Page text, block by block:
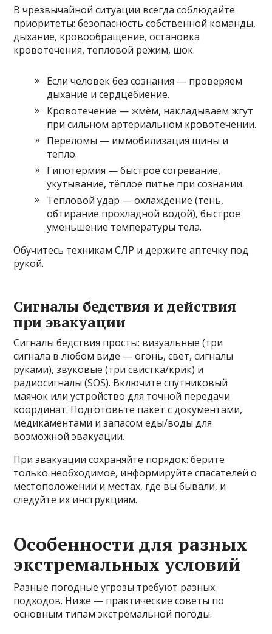
В чрезвычайной ситуации всегда соблюдайте
приоритеты: безопасность собственной команды,
дыхание, кровообращение, остановка
кровотечения, тепловой режим, шок.
Если человек без сознания — проверяем
дыхание и сердцебиение.
Кровотечение — жмём, накладываем жгут
при сильном артериальном кровотечении.
Переломы — иммобилизация шины и
тепло.
Гипотермия — быстрое согревание,
укутывание, тёплое питье при сознании.
Тепловой удар — охлаждение (тень,
обтирание прохладной водой), быстрое
уменьшение температуры тела.
Обучитесь техникам СЛР и держите аптечку под
рукой.
Сигналы бедствия и действия
при эвакуации
Сигналы бедствия просты: визуальные (три
сигнала в любом виде — огонь, свет, сигналы
руками), звуковые (три свистка/крик) и
радиосигналы (SOS). Включите спутниковый
маячок или устройство для точной передачи
координат. Подготовьте пакет с документами,
медикаментами и запасом еды/воды для
возможной эвакуации.
При эвакуации сохраняйте порядок: берите
только необходимое, информируйте спасателей о
местоположении и местах, где вы бывали, и
следуйте их инструкциям.
Особенности для разных
экстремальных условий
Разные погодные угрозы требуют разных
подходов. Ниже — практические советы по
основным типам экстремальной погоды.